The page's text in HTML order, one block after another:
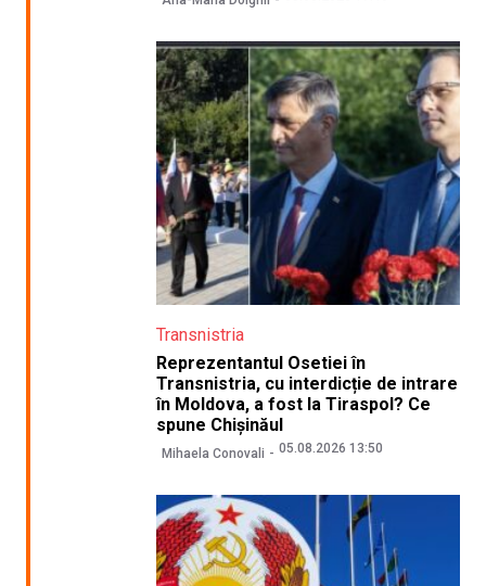
Transnistria
Reprezentantul Osetiei în
Transnistria, cu interdicție de intrare
în Moldova, a fost la Tiraspol? Ce
spune Chișinăul
Mihaela Conovali 05.08.2026 13:50